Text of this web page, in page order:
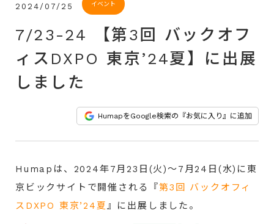
2024/07/25 イベント
7/23-24 【第3回 バックオフ
ィスDXPO 東京’24夏】に出展
しました
HumapをGoogle検索の『お気に入り』に追加
Humapは、2024年7月23日(火)～7月24日(水)に東
京ビックサイト で開催される『第3回 バックオフィ
スDXPO 東京’24夏』に 出展しました。